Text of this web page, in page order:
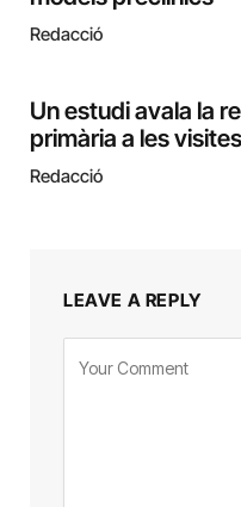
Redacció
Un estudi avala la
primària a les
Redacció
LEAVE A REPLY